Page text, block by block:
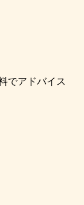
でアドバイス